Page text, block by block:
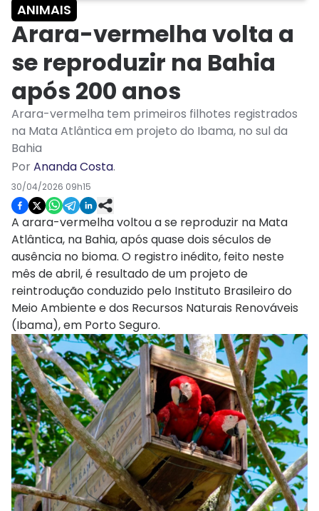
ANIMAIS
Arara-vermelha volta a
se reproduzir na Bahia
após 200 anos
Arara-vermelha tem primeiros filhotes registrados
na Mata Atlântica em projeto do Ibama, no sul da
Bahia
PorAnanda Costa.
30/04/2026 09h15
A arara-vermelha voltou a se reproduzir na Mata
Atlântica, na Bahia, após quase dois séculos de
ausência no bioma. O registro inédito, feito neste
mês de abril, é resultado de um projeto de
reintrodução conduzido pelo Instituto Brasileiro do
Meio Ambiente e dos Recursos Naturais Renováveis
(Ibama), em Porto Seguro.